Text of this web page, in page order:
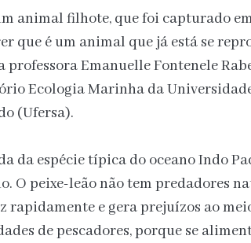
animal filhote, que foi capturado
que é um animal que já está se
professora Emanuelle Fontenele
Ecologia Marinha da
(Ufersa).
da espécie típica do oceano Indo
O peixe-leão não tem predadores
rapidamente e gera prejuízos ao
de pescadores, porque se